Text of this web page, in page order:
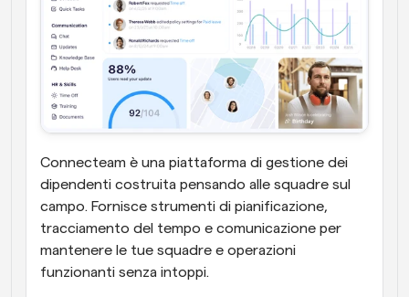
Connecteam è una piattaforma di gestione dei
dipendenti costruita pensando alle squadre sul
campo. Fornisce strumenti di pianificazione,
tracciamento del tempo e comunicazione per
mantenere le tue squadre e operazioni
funzionanti senza intoppi.